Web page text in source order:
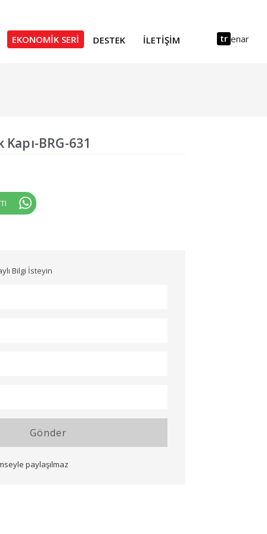
EKONOMIK SERI DESTEK İLETIŞIM tr enar
BRG-631
Bilgi İsteyin
Gönder
paylaşılmaz